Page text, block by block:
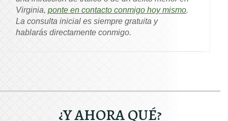
Virginia, ponte en contacto conmigo hoy mismo.
La consulta inicial es siempre gratuita y
hablarás directamente conmigo.
¿Y AHORA QUÉ?